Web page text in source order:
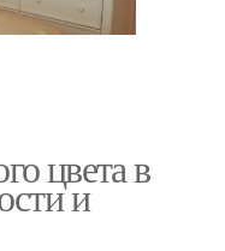
цвета в
и